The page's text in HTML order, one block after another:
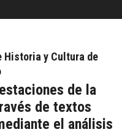
Historia y Cultura de
de la
de textos
el análisis